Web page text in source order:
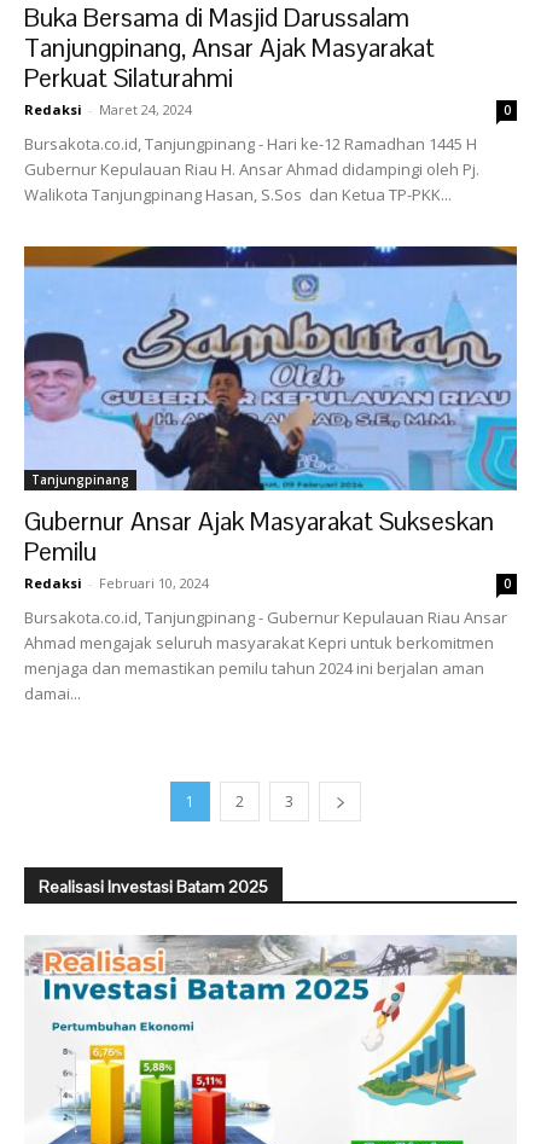
Buka Bersama di Masjid Darussalam
Tanjungpinang, Ansar Ajak Masyarakat
Perkuat Silaturahmi
Redaksi - Maret 24, 2024 0
Bursakota.co.id, Tanjungpinang - Hari ke-12 Ramadhan 1445 H
Gubernur Kepulauan Riau H. Ansar Ahmad didampingi oleh Pj.
Walikota Tanjungpinang Hasan, S.Sos dan Ketua TP-PKK...
Tanjungpinang
Gubernur Ansar Ajak Masyarakat Sukseskan
Pemilu
Redaksi - Februari 10, 2024 0
Bursakota.co.id, Tanjungpinang - Gubernur Kepulauan Riau Ansar
Ahmad mengajak seluruh masyarakat Kepri untuk berkomitmen
menjaga dan memastikan pemilu tahun 2024 ini berjalan aman
damai...
1 2 3
Realisasi Investasi Batam 2025